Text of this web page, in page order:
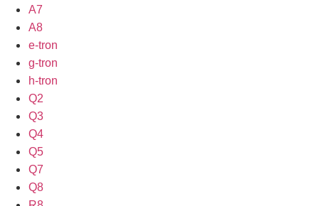
A7
A8
e-tron
g-tron
h-tron
Q2
Q3
Q4
Q5
Q7
Q8